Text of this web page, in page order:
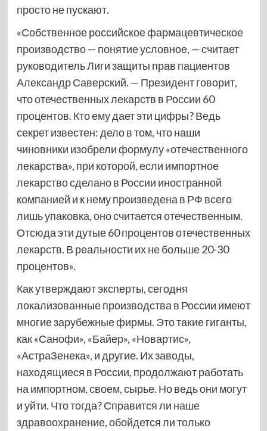
просто не пускают.
«Собственное российское фармацевтическое
производство — понятие условное, — считает
руководитель Лиги защиты прав пациентов
Александр Саверский. — Президент говорит,
что отечественных лекарств в России 60
процентов. Кто ему дает эти цифры? Ведь
секрет известен: дело в том, что наши
чиновники изобрели формулу «отечественного
лекарства», при которой, если импортное
лекарство сделано в России иностранной
компанией и к нему произведена в РФ всего
лишь упаковка, оно считается отечественным.
Отсюда эти дутые 60 процентов отечественных
лекарств. В реальности их не больше 20-30
процентов».
Как утверждают эксперты, сегодня
локализованные производства в России имеют
многие зарубежные фирмы. Это такие гиганты,
как «Санофи», «Байер», «Новартис»,
«АстраЗенека», и другие. Их заводы,
находящиеся в России, продолжают работать
на импортном, своем, сырье. Но ведь они могут
и уйти. Что тогда? Справится ли наше
здравоохранение, обойдется ли только